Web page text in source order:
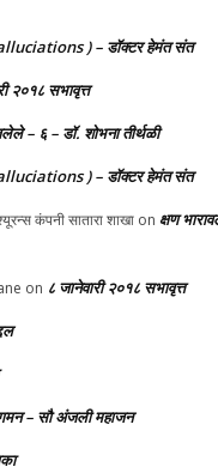
) – डॉक्टर हेमंत संत
२०१८ सभावृत्त
– ६ – डॉ. शोभना तीर्थळी
) – डॉक्टर हेमंत संत
कंपनी सातारा शाखा on क्षण
on ८ जानेवारी २०१८ सभावृत्त
– सौ अंजली महाजन